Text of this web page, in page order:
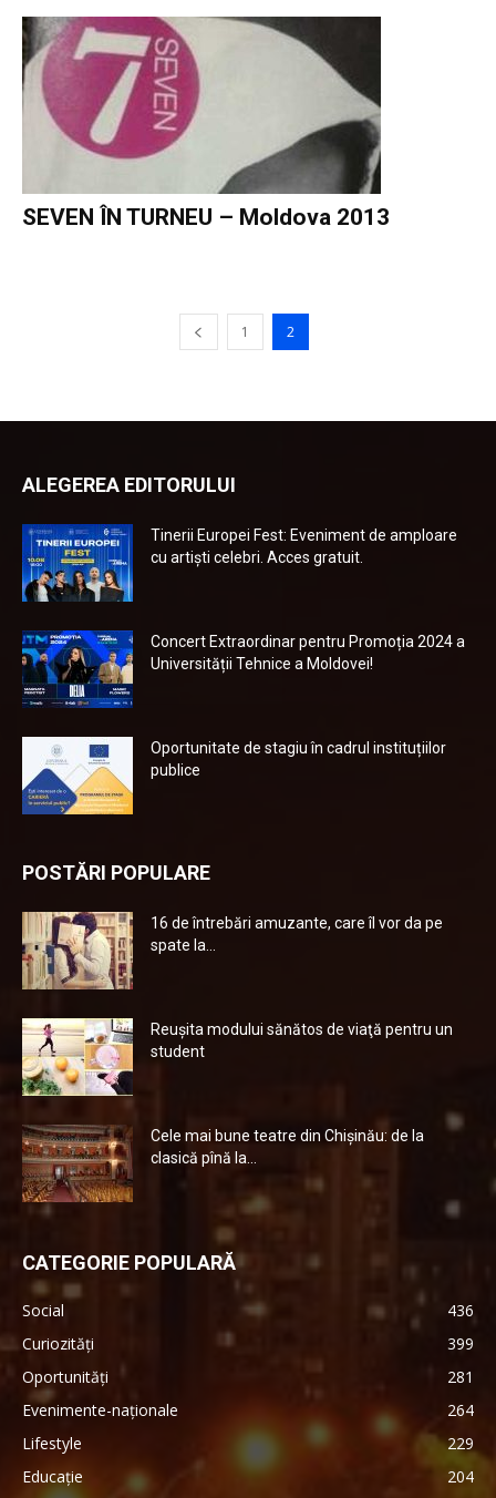
SEVEN ÎN TURNEU – Moldova 2013
1 2
ALEGEREA EDITORULUI
Tinerii Europei Fest: Eveniment de amploare
cu artiști celebri. Acces gratuit.
Concert Extraordinar pentru Promoția 2024 a
Universității Tehnice a Moldovei!
Oportunitate de stagiu în cadrul instituțiilor
publice
POSTĂRI POPULARE
16 de întrebări amuzante, care îl vor da pe
spate la...
Reuşita modului sănătos de viaţă pentru un
student
Cele mai bune teatre din Chişinău: de la
clasică pînă la...
CATEGORIE POPULARĂ
Social
436
Curiozități
399
Oportunități
281
Evenimente-naționale
264
Lifestyle
229
Educație
204